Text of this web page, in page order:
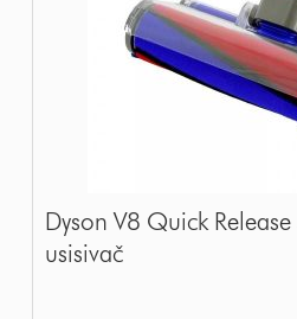
Dyson V8 Quick
usisivač